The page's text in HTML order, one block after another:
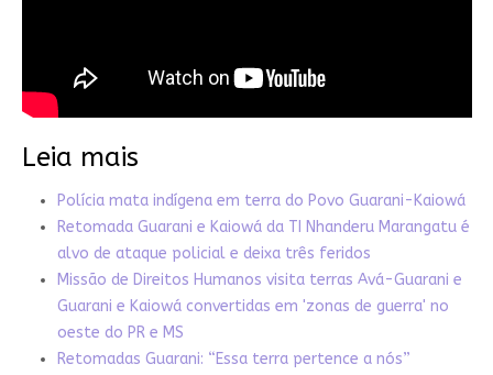
Leia mais
Polícia mata indígena em terra do Povo Guarani-Kaiowá
Retomada Guarani e Kaiowá da TI Nhanderu Marangatu é
alvo de ataque policial e deixa três feridos
Missão de Direitos Humanos visita terras Avá-Guarani e
Guarani e Kaiowá convertidas em 'zonas de guerra' no
oeste do PR e MS
Retomadas Guarani: “Essa terra pertence a nós”